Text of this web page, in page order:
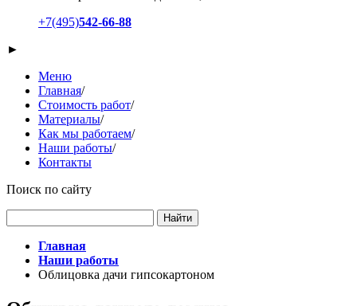
+7(495)542-66-88
►
Меню
Главная/
Стоимость работ/
Материалы/
Как мы работаем/
Наши работы/
Контакты
Поиск по сайту
Главная
Наши работы
Облицовка дачи гипсокартоном